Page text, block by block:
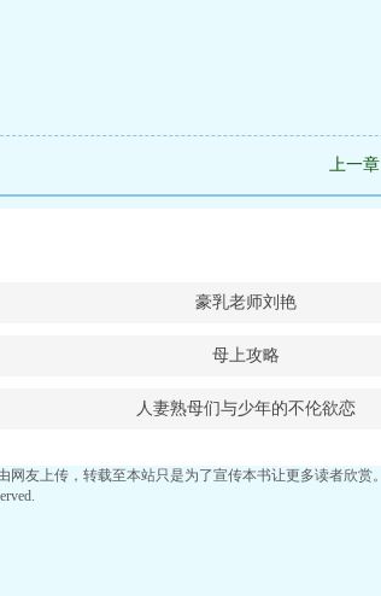
上一章
豪乳老师刘艳
母上攻略
人妻熟母们与少年的不伦欲恋
友上传，转载至本站只是为了宣传本书让更多读者欣赏。